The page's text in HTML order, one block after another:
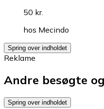
50 kr.
hos Mecindo
Spring over indholdet
Reklame
Andre besøgte
Spring over indholdet